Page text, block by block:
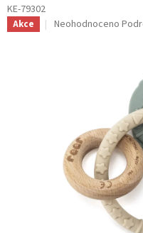
KE-79302
Akce
Průměrné
Neohodnoceno